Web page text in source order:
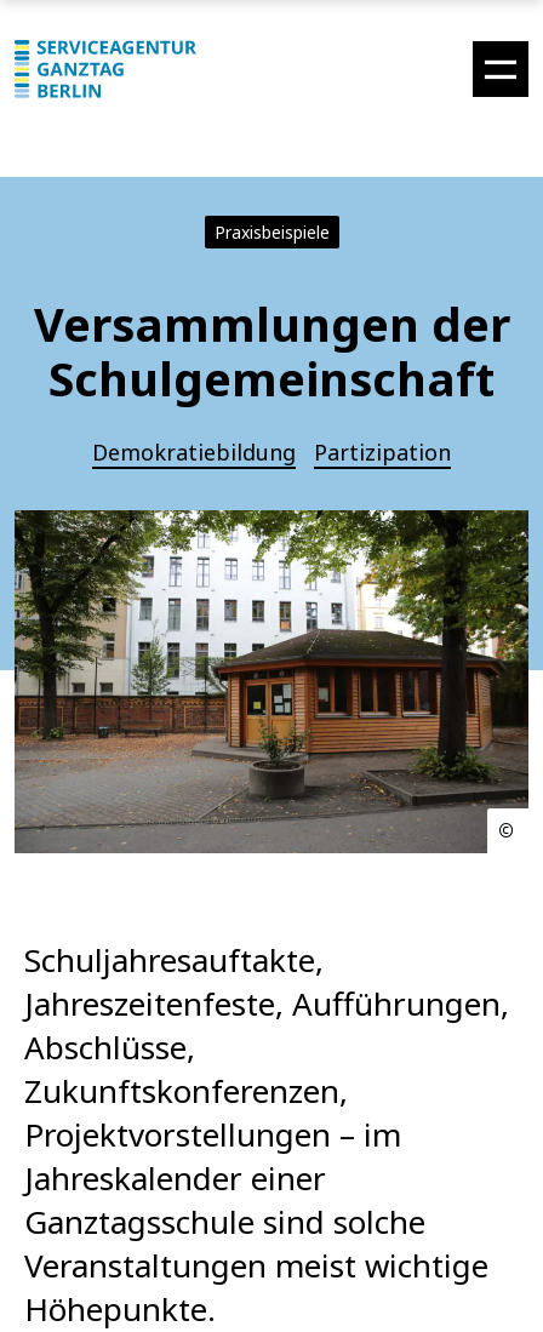
Praxisbeispiele
Versammlungen der
Schulgemeinschaft
Demokratiebildung Partizipation
Schuljahresauftakte,
Jahreszeitenfeste, Aufführungen,
Abschlüsse,
Zukunftskonferenzen,
Projektvorstellungen – im
Jahreskalender einer
Ganztagsschule sind solche
Veranstaltungen meist wichtige
Höhepunkte.